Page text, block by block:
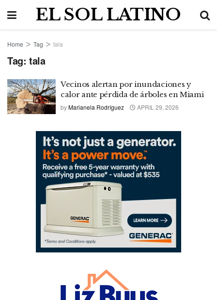
EL SOL LATINO
Home Tag tala
Tag: tala
Vecinos alertan por inundaciones y
calor ante pérdida de árboles en Miami
byMarianela Rodríguez APRIL 29, 2026